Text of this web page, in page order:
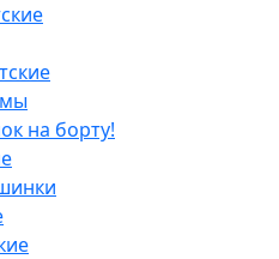
на борту!